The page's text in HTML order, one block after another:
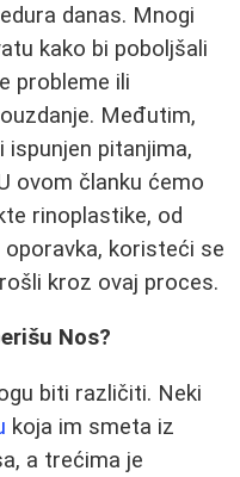
danas. Mnogi
kako bi poboljšali
probleme ili
Međutim,
pitanjima,
ovom članku ćemo
rinoplastike, od
koristeći se
kroz ovaj proces.
Nos?
biti različiti. Neki
koja im smeta iz
a trećima je